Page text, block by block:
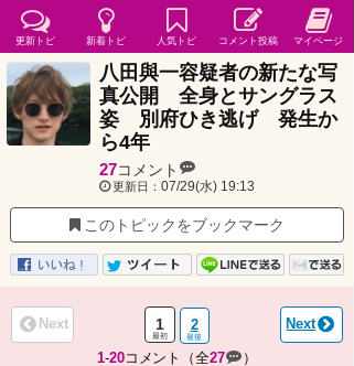
八田與一容疑者の新たな写
真公開 全身とサングラス
姿 別府ひき逃げ 発生か
ら4年
27コメント
更新日： 07/29(水) 19:13
このトピックをブックマーク
1-20コメント（全27 ）
Next Next
1 2
更新トピ 新着トピ 人気トピ コメント投稿 マイページ